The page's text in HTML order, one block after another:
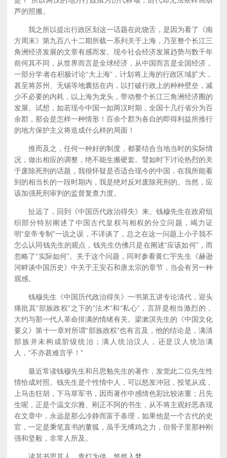
芦的照搬。
我之所以提出行政区划这一话题在此饶舌，是因为看了《南
方周末》第九百八十二期所载一系列关于上海，乃至整个长江三
角洲经济发展的文章有感而发。现今社会经济发展趋势与数千年
前何其不同，从世界而言是全球经济，从中国而言是全国经济，
一部分学者在积极讨论“大上海”，计划将上海的行政区域扩大，
甚至将苏州、无锡等地囊括在内，以打破行政上的种种壁垒，减
少不必要的内耗，以上海为龙头，带动整个长江三角洲经济圈的
发展。试想，如若现今中国一如两汉时期，全国十几行省分为百
余郡，那会是怎样一种情形！百余个郡为各自的即得利益所推行
的地方保护主义将造成什么样的局面！
推而及之，任何一种好的制度，都要结合当地当时的实际情
况，做出相应的调整，绝不能生搬硬套。譬如时下讨论热烈的关
于废除死刑的话题，我很怀疑是否适合现今的中国，在我所能看
到的相当长的一段时期内，我是绝对反对废除死刑的。当然，应
该加强死刑审判的监督复查力度。
扯远了，回到《中国历代政治得失》来。钱穆先生在政府组
织部分特别阐述了中国古代皇权与相权的分立问题，竭力证
明“皇帝专制”一说之误，不详谈了，总之在这一问题上小子我不
怎么认同钱先生的观点，钱先生仿佛只是在阐述“应该如何”，而
忽略了“实际如何”。关于这个问题，同时参看黄仁宇先生《赫逊
河畔谈中国历史》中关于王安石和唐太宗的章节，当会有另一种
观感。
钱穆先生《中国历代政治得失》一书第五讲专论清代，迎头
痛批其“部族政权”之下的“法术”和“私心”，言辞是相当激烈的，
大约与那一代人革命排满的情绪有关。梁漱溟先生的《中国文化
要义》第十一章对所谓“部族政权”也有言及，他的结论是，满清
部族并未构成阶级统治；满人统治汉人，还是汉人统治满
人，“不亦甚难言乎！”
最近常读钱穆先生和吕思勉先生的著作，发觉此二位先生性
情恰成对照。钱先生是个性情中人，可以怒发冲冠，投笔从戎，
上马击狂胡，下马草军书，因而著作中感情色彩比较浓重；吕先
生呢，正是个温文尔雅、刚正不阿的书生，从不将主观好恶表现
在文章中，永远是那么冷静而富于条理，如果他是一个古代的史
官，一定是秉笔直书的董狐，虽手无缚鸡之力，但骨子里那种刚
强和坚毅，非常人所及。